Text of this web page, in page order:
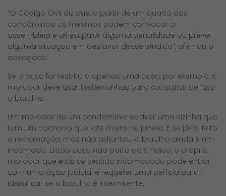
“O Código Civil diz que, a partir de um quarto dos
condôminos, os mesmos podem convocar a
assembleia e ali estipular alguma penalidade ou prever
alguma situação em desfavor desse síndico”, afirmou o
advogado.
Se o caso for restrito a apenas uma casa, por exemplo, o
morador deve usar testemunhas para constatar de fato
o barulho.
Um morador de um condomínio se tiver uma vizinha que
tem um cachorro que late muito na janela. E se já foi feito
a reclamação, mas não adiantou, o barulho ainda é um
incômodo. Então caso não parta do síndico, o próprio
morador que está se sentido incomodado pode entrar
com uma ação judicial e requerer uma perícia para
identificar se o barulho é intermitente.